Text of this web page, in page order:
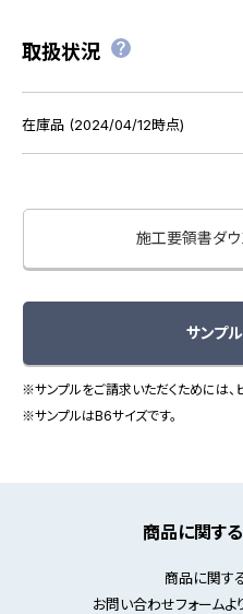
取扱状況
在庫品 (2024/04/12時点)
施工要領書ダウ
サンプ
※サンプルをご請求いただくためには
※サンプルはB6サイズです。
商品に関す
商品に関す
お問い合わせフォームよ